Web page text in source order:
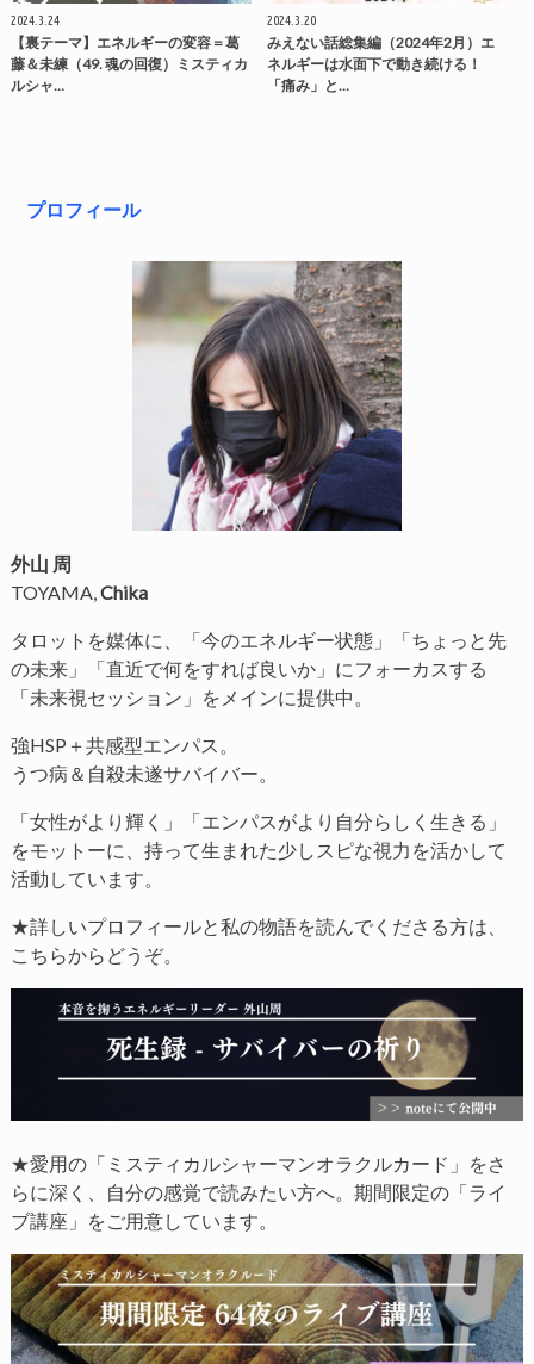
2024.3.24
【裏テーマ】エネルギーの変容＝葛
藤＆未練（49. 魂の回復）ミスティカ
ルシャ…
2024.3.20
みえない話総集編（2024年2月）エ
ネルギーは水面下で動き続ける！
「痛み」と…
プロフィール
外山 周
TOYAMA,Chika
タロットを媒体に、「今のエネルギー状態」「ちょっと先
の未来」「直近で何をすれば良いか」にフォーカスする
「未来視セッション」をメインに提供中。
強HSP＋共感型エンパス。
うつ病＆自殺未遂サバイバー。
「女性がより輝く」「エンパスがより自分らしく生きる」
をモットーに、持って生まれた少しスピな視力を活かして
活動しています。
★詳しいプロフィールと私の物語を読んでくださる方は、
こちらからどうぞ。
★愛用の「ミスティカルシャーマンオラクルカード」をさ
らに深く、自分の感覚で読みたい方へ。期間限定の「ライ
ブ講座」をご用意しています。